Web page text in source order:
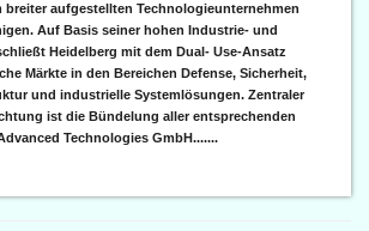
breiter aufgestellten Technologieunternehmen
Auf Basis seiner hohen Industrie- und
Heidelberg mit dem Dual- Use-Ansatz
Märkte in den Bereichen Defense, Sicherheit,
und industrielle Systemlösungen. Zentraler
ist die Bündelung aller entsprechenden
Technologies GmbH.......